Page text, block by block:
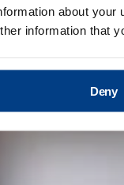
about your
information that
Deny